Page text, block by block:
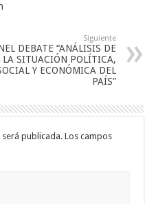
Siguiente
DEBATE “ANÁLISIS DE
LA SITUACIÓN POLÍTICA,
Y ECONÓMICA DEL
PAÍS”
publicada. Los campos